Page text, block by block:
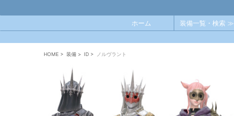
ホーム 装備一覧・検索 ≫
HOME > 装備 > ID > ノルヴラント